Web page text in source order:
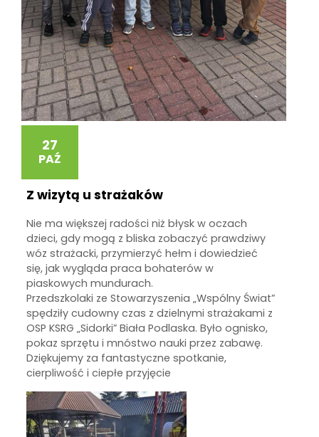
27
PAŹ
Z wizytą u strażaków
Nie ma większej radości niż błysk w oczach
dzieci, gdy mogą z bliska zobaczyć prawdziwy
wóz strażacki, przymierzyć hełm i dowiedzieć
się, jak wygląda praca bohaterów w
piaskowych mundurach.
Przedszkolaki ze Stowarzyszenia „Wspólny Świat”
spędziły cudowny czas z dzielnymi strażakami z
OSP KSRG „Sidorki” Biała Podlaska. Było ognisko,
pokaz sprzętu i mnóstwo nauki przez zabawę.
Dziękujemy za fantastyczne spotkanie,
cierpliwość i ciepłe przyjęcie